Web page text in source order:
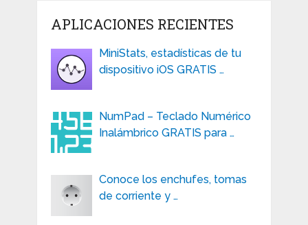
APLICACIONES RECIENTES
MiniStats, estadísticas de tu
dispositivo iOS GRATIS …
NumPad – Teclado Numérico
Inalámbrico GRATIS para …
Conoce los enchufes, tomas
de corriente y …